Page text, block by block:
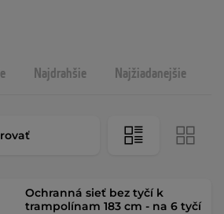
Najdrahšie Najžiadanejšie
Ochranná sieť bez tyčí k
trampolínam 183 cm - na 6 tyčí